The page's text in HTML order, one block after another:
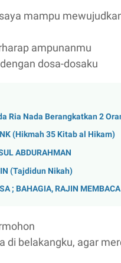
mampu
ampunanmu
dosa-dosaku
Ria Nada Berangkatkan 2
(Hikmah 35 Kitab al Hikam)
ABDURAHMAN
(Tajdidun Nikah)
; BAHAGIA, RAJIN
di belakangku, agar